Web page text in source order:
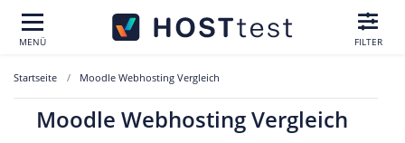
MENÜ FILTER
Startseite Moodle Webhosting Vergleich
Moodle Webhosting Vergleich